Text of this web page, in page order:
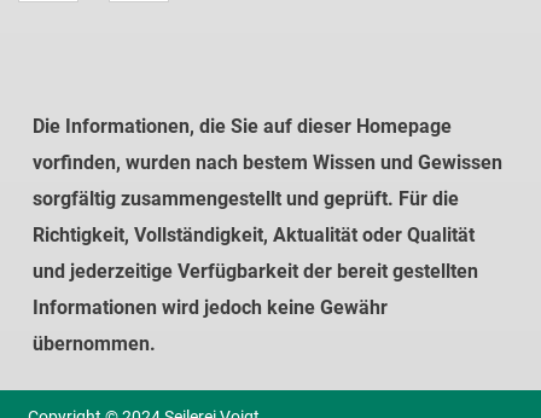
Die Informationen, die Sie auf dieser Homepage
vorfinden, wurden nach bestem Wissen und Gewissen
sorgfältig zusammengestellt und geprüft. Für die
Richtigkeit, Vollständigkeit, Aktualität oder Qualität
und jederzeitige Verfügbarkeit der bereit gestellten
Informationen wird jedoch keine Gewähr
übernommen.